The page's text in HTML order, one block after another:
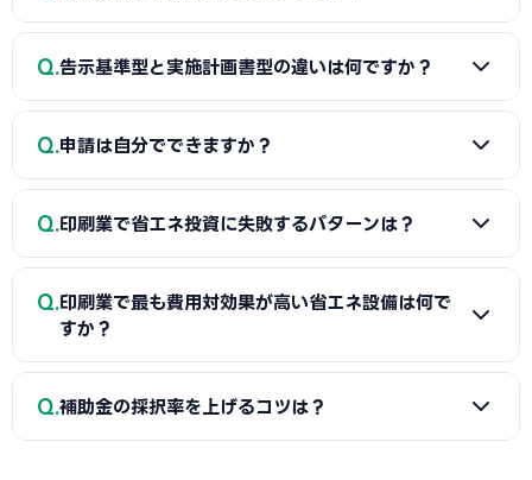
率は1/3〜2/3で、省エネ効果や企業規模によって異なりま
す。
A
印刷業の省エネ設備の導入費用は300〜3,000万円が一
い。
Q 告示基準型と実施計画書型の違いは何ですか？
A
指定設備導入事業（告示基準型）はSII認定の省エネ設備
（実施計画書型）は個別の省エネ計画に基づく設備投資に対
応し、大規模な省エネプロジェクトが可能ですが審査は厳格
Q 申請は自分でできますか？
A
自分でも申請可能ですが、採択率を上げるために中小企業
門家を無料で検索できます。
Q 印刷業で省エネ投資に失敗するパターンは？
A
主な失敗パターンとして「採択前に設備を発注してしま
う」「告示基準型でSII未認定の設備を申請する」「事業計画
の取得が遅れて申請できない」などがあります。
Q 印刷業で最も費用対効果が高い省エネ設備は何で
すか？
A
印刷業では「インバータ制御」が投資回収が速い傾向にあ
Q 補助金の採択率を上げるコツは？